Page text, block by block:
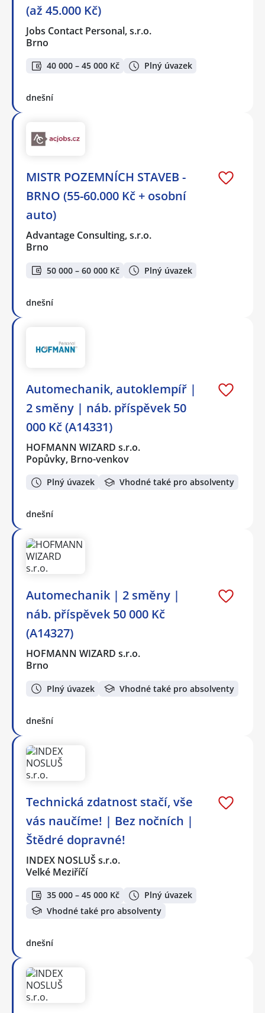
(až 45.000 Kč)
Jobs Contact Personal, s.r.o.
Brno
40 000 – 45 000 Kč Plný úvazek
dnešní
MISTR POZEMNÍCH STAVEB -
BRNO (55-60.000 Kč + osobní
auto)
Advantage Consulting, s.r.o.
Brno
50 000 – 60 000 Kč Plný úvazek
dnešní
Automechanik, autoklempíř |
2 směny | náb. příspěvek 50
000 Kč (A14331)
HOFMANN WIZARD s.r.o.
Popůvky, Brno-venkov
Plný úvazek Vhodné také pro absolventy
dnešní
Automechanik | 2 směny |
náb. příspěvek 50 000 Kč
(A14327)
HOFMANN WIZARD s.r.o.
Brno
Plný úvazek Vhodné také pro absolventy
dnešní
Technická zdatnost stačí, vše
vás naučíme! | Bez nočních |
Štědré dopravné!
INDEX NOSLUŠ s.r.o.
Velké Meziříčí
35 000 – 45 000 Kč
Plný úvazek
Vhodné také pro absolventy
dnešní